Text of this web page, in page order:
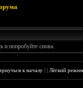
и попробуйте снова.
к началу ||Лёгкий